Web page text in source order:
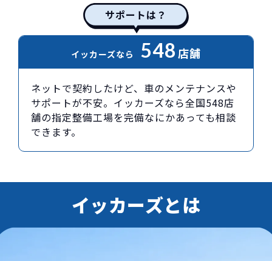
サポートは？
イッカーズなら 548店舗
ネットで契約したけど、車のメンテナンスや
サポートが不安。イッカーズなら全国548店
舗の指定整備工場を完備なにかあっても相談
できます。
イッカーズとは